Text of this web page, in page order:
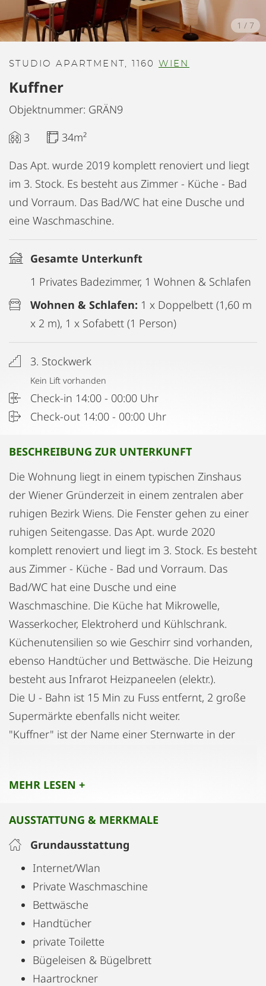
1 / 7
STUDIO APARTMENT, 1160 WIEN
Kuffner
Objektnummer: GRÄN9
3
34m²
Das Apt. wurde 2019 komplett renoviert und liegt
im 3. Stock. Es besteht aus Zimmer - Küche - Bad
und Vorraum. Das Bad/WC hat eine Dusche und
eine Waschmaschine.
Gesamte Unterkunft
1 Privates Badezimmer, 1 Wohnen & Schlafen
Wohnen & Schlafen: 1 x Doppelbett (1,60 m
x 2 m), 1 x Sofabett (1 Person)
3. Stockwerk
Kein Lift vorhanden
Check-in 14:00 - 00:00 Uhr
Check-out 14:00 - 00:00 Uhr
BESCHREIBUNG ZUR UNTERKUNFT
Die Wohnung liegt in einem typischen Zinshaus
der Wiener Gründerzeit in einem zentralen aber
ruhigen Bezirk Wiens. Die Fenster gehen zu einer
ruhigen Seitengasse. Das Apt. wurde 2020
komplett renoviert und liegt im 3. Stock. Es besteht
aus Zimmer - Küche - Bad und Vorraum. Das
Bad/WC hat eine Dusche und eine
Waschmaschine. Die Küche hat Mikrowelle,
Wasserkocher, Elektroherd und Kühlschrank.
Küchenutensilien so wie Geschirr sind vorhanden,
ebenso Handtücher und Bettwäsche. Die Heizung
besteht aus Infrarot Heizpaneelen (elektr.).
Die U - Bahn ist 15 Min zu Fuss entfernt, 2 große
Supermärkte ebenfalls nicht weiter.
"Kuffner" ist der Name einer Sternwarte in der
Ausflugsziele in der Nähe.
MEHR LESEN +
AUSSTATTUNG & MERKMALE
Grundausstattung
Internet/Wlan
Private Waschmaschine
Bettwäsche
Handtücher
private Toilette
Bügeleisen & Bügelbrett
Haartrockner